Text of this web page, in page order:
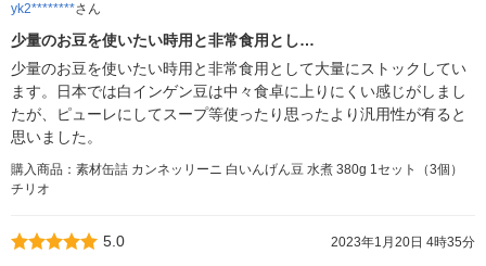
yk2********さん
少量のお豆を使いたい時用と非常食用とし…
少量のお豆を使いたい時用と非常食用として大量にストックしてい
ます。日本では白インゲン豆は中々食卓に上りにくい感じがしまし
たが、ピューレにしてスープ等使ったり思ったより汎用性が有ると
思いました。
購入商品：素材缶詰 カンネッリーニ 白いんげん豆 水煮 380g 1セット（3個）
チリオ
5.0
2023年1月20日 4時35分